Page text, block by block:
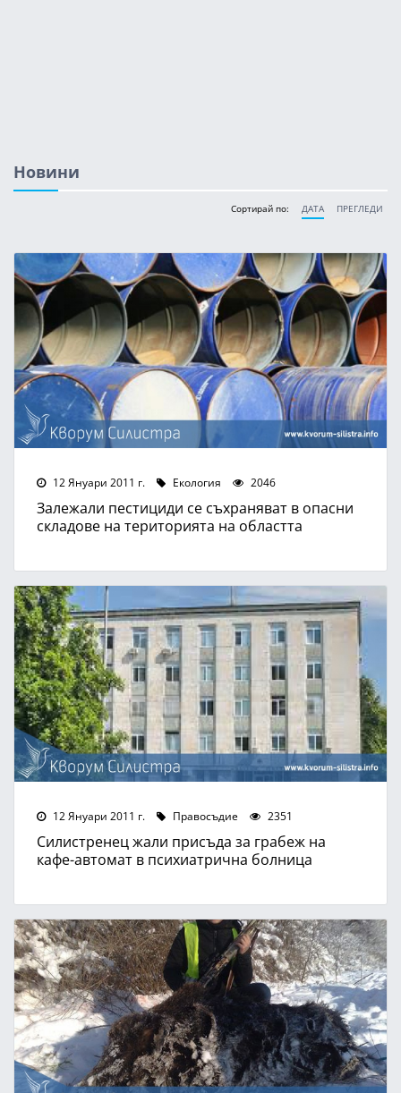
Новини
Сортирай по: ДАТА ПРЕГЛЕДИ
12 Януари 2011 г. Екология 2046
Залежали пестициди се съхраняват в опасни
складове на територията на областта
12 Януари 2011 г. Правосъдие 2351
Силистренец жали присъда за грабеж на
кафе-автомат в психиатрична болница